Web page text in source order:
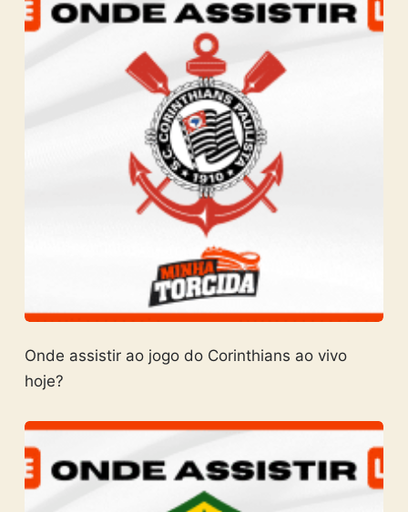
Onde assistir ao jogo do Corinthians ao vivo
hoje?